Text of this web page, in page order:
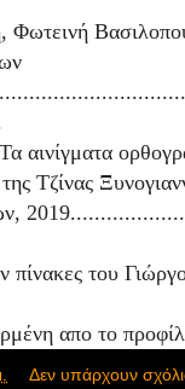
Φωτεινή
αινίγματα
Τζίνας
πίνακες του
απο το
Δεν υπάρχουν